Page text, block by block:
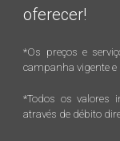
oferecer!
*Os preços e
campanha vigente
*Todos os valores
através de débito